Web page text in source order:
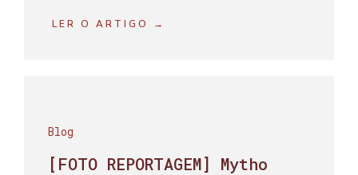
LER O ARTIGO →
Blog
[FOTO REPORTAGEM] Mytho